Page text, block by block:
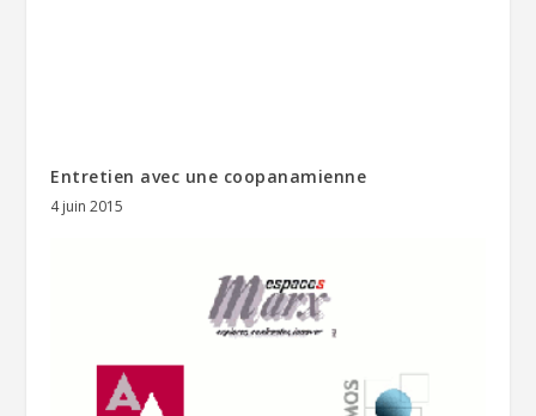
Entretien avec une coopanamienne
4 juin 2015